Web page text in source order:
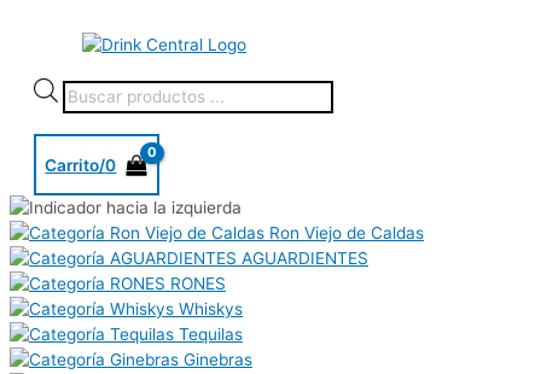
Carrito/0
Ron Viejo de Caldas
AGUARDIENTES
RONES
Whiskys
Tequilas
Ginebras